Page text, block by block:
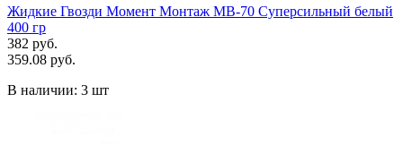
Жидкие Гвозди Момент Монтаж МВ-70 Суперсильный белый
400 гр
382 руб.
359.08 руб.
В наличии: 3 шт